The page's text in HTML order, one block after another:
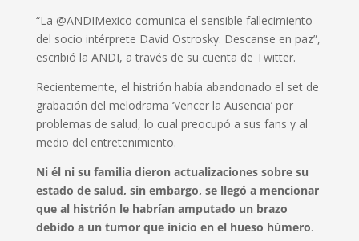
“La @ANDIMexico comunica el sensible fallecimiento
del socio intérprete David Ostrosky. Descanse en paz”,
escribió la ANDI, a través de su cuenta de Twitter.
Recientemente, el histrión había abandonado el set de
grabación del melodrama ‘Vencer la Ausencia’ por
problemas de salud, lo cual preocupó a sus fans y al
medio del entretenimiento.
Ni él ni su familia dieron actualizaciones sobre su
estado de salud, sin embargo, se llegó a mencionar
que al histrión le habrían amputado un brazo
debido a un tumor que inicio en el hueso húmero.